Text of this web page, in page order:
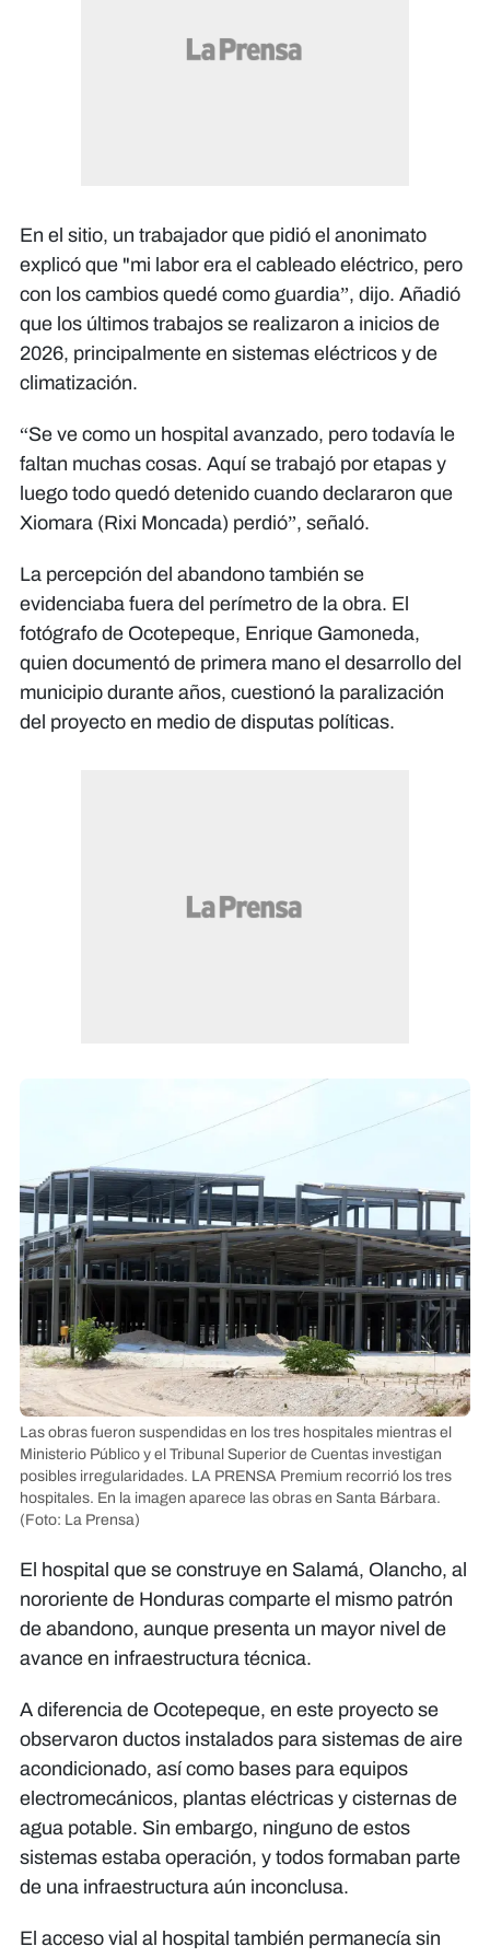
En el sitio, un trabajador que pidió el anonimato
explicó que "mi labor era el cableado eléctrico, pero
con los cambios quedé como guardia”, dijo. Añadió
que los últimos trabajos se realizaron a inicios de
2026, principalmente en sistemas eléctricos y de
climatización.
“Se ve como un hospital avanzado, pero todavía le
faltan muchas cosas. Aquí se trabajó por etapas y
luego todo quedó detenido cuando declararon que
Xiomara (Rixi Moncada) perdió”, señaló.
La percepción del abandono también se
evidenciaba fuera del perímetro de la obra. El
fotógrafo de Ocotepeque, Enrique Gamoneda,
quien documentó de primera mano el desarrollo del
municipio durante años, cuestionó la paralización
del proyecto en medio de disputas políticas.
Las obras fueron suspendidas en los tres hospitales mientras el
Ministerio Público y el Tribunal Superior de Cuentas investigan
posibles irregularidades. LA PRENSA Premium recorrió los tres
hospitales. En la imagen aparece las obras en Santa Bárbara.
(Foto: La Prensa)
El hospital que se construye en Salamá, Olancho, al
nororiente de Honduras comparte el mismo patrón
de abandono, aunque presenta un mayor nivel de
avance en infraestructura técnica.
A diferencia de Ocotepeque, en este proyecto se
observaron ductos instalados para sistemas de aire
acondicionado, así como bases para equipos
electromecánicos, plantas eléctricas y cisternas de
agua potable. Sin embargo, ninguno de estos
sistemas estaba operación, y todos formaban parte
de una infraestructura aún inconclusa.
El acceso vial al hospital también permanecía sin